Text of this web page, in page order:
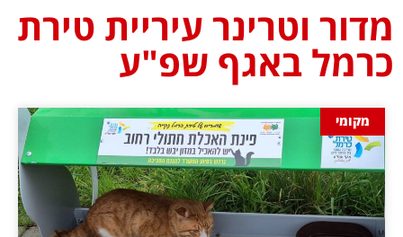
מדור וטרינר עיריית טירת
כרמל באגף שפ"ע
מקומי